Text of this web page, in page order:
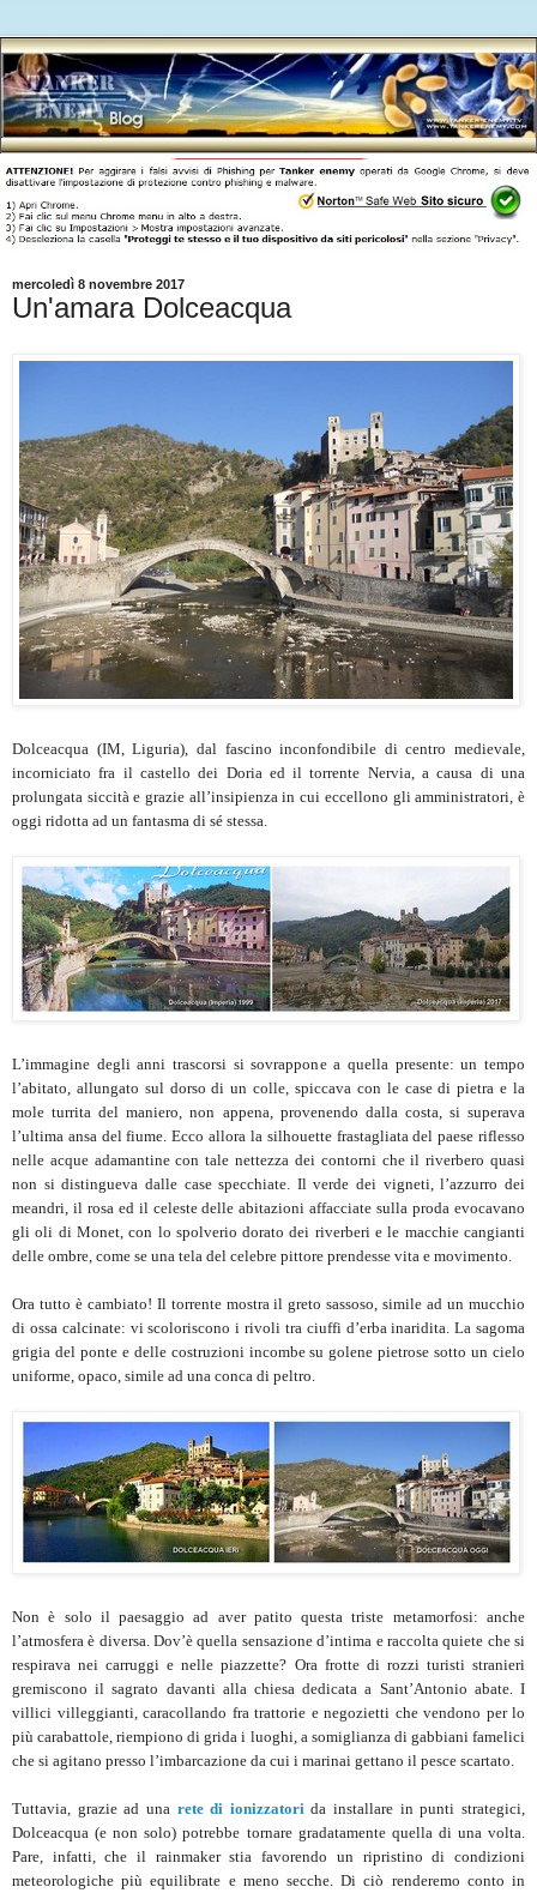
mercoledì 8 novembre 2017
Un'amara Dolceacqua
Dolceacqua (IM, Liguria), dal fascino inconfondibile di centro medievale,
incorniciato fra il castello dei Doria ed il torrente Nervia, a causa di una
prolungata siccità e grazie all’insipienza in cui eccellono gli amministratori, è
oggi ridotta ad un fantasma di sé stessa.
L’immagine degli anni trascorsi si sovrappone a quella presente: un tempo
l’abitato, allungato sul dorso di un colle, spiccava con le case di pietra e la
mole turrita del maniero, non appena, provenendo dalla costa, si superava
l’ultima ansa del fiume. Ecco allora la silhouette frastagliata del paese riflesso
nelle acque adamantine con tale nettezza dei contorni che il riverbero quasi
non si distingueva dalle case specchiate. Il verde dei vigneti, l’azzurro dei
meandri, il rosa ed il celeste delle abitazioni affacciate sulla proda evocavano
gli oli di Monet, con lo spolverio dorato dei riverberi e le macchie cangianti
delle ombre, come se una tela del celebre pittore prendesse vita e movimento.
Ora tutto è cambiato! Il torrente mostra il greto sassoso, simile ad un mucchio
di ossa calcinate: vi scoloriscono i rivoli tra ciuffi d’erba inaridita. La sagoma
grigia del ponte e delle costruzioni incombe su golene pietrose sotto un cielo
uniforme, opaco, simile ad una conca di peltro.
Non è solo il paesaggio ad aver patito questa triste metamorfosi: anche
l’atmosfera è diversa. Dov’è quella sensazione d’intima e raccolta quiete che si
respirava nei carruggi e nelle piazzette? Ora frotte di rozzi turisti stranieri
gremiscono il sagrato davanti alla chiesa dedicata a Sant’Antonio abate. I
villici villeggianti, caracollando fra trattorie e negozietti che vendono per lo
più carabattole, riempiono di grida i luoghi, a somiglianza di gabbiani famelici
che si agitano presso l’imbarcazione da cui i marinai gettano il pesce scartato.
Tuttavia, grazie ad una rete di ionizzatori da installare in punti strategici,
Dolceacqua (e non solo) potrebbe tornare gradatamente quella di una volta.
Pare, infatti, che il rainmaker stia favorendo un ripristino di condizioni
meteorologiche più equilibrate e meno secche. Di ciò renderemo conto in